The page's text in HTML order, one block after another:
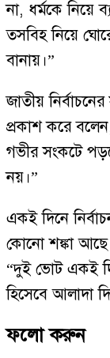
না, ধর্মকে নিয়ে
তসবিহ নিয়ে
বানায়।”
জাতীয়
প্রকাশ করে
গভীর সংকটে
নয়।”
একই দিনে
কোনো শঙ্কা আছে
“দুই ভোট একই
হিসেবে আলাদা
ফলো করুন